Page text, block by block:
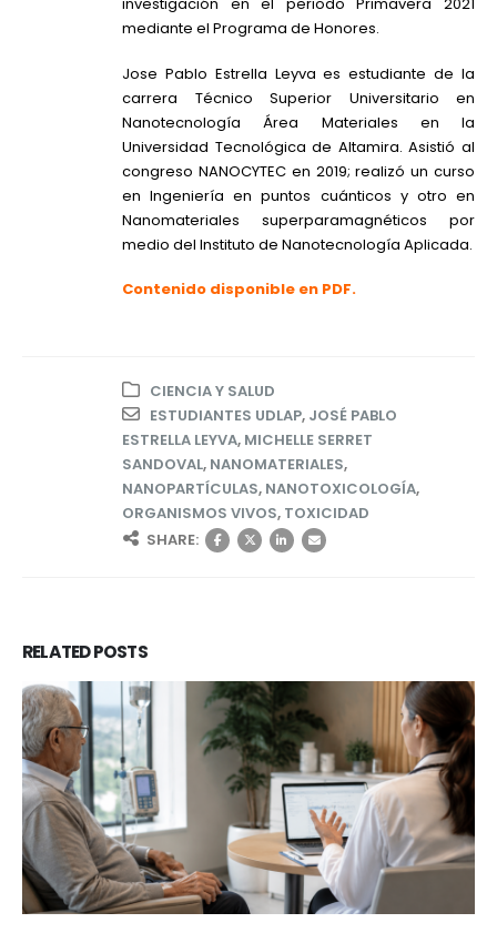
mediante el Programa de Honores.
Jose Pablo Estrella Leyva es estudiante de la
carrera Técnico Superior Universitario en
Nanotecnología Área Materiales en la
Universidad Tecnológica de Altamira. Asistió al
congreso NANOCYTEC en 2019; realizó un curso
en Ingeniería en puntos cuánticos y otro en
Nanomateriales superparamagnéticos por
medio del Instituto de Nanotecnología Aplicada.
Contenido disponible en PDF.
CIENCIA Y SALUD
ESTUDIANTES UDLAP, JOSÉ PABLO
ESTRELLA LEYVA, MICHELLE SERRET
SANDOVAL, NANOMATERIALES,
NANOPARTÍCULAS, NANOTOXICOLOGÍA,
ORGANISMOS VIVOS, TOXICIDAD
SHARE:
RELATEDPOSTS